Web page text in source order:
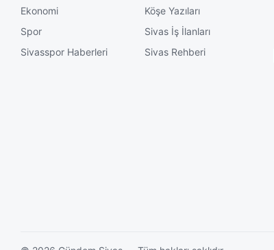
Ekonomi
Spor
Sivasspor Haberleri
Köşe Yazıları
Sivas İş İlanları
Sivas Rehberi